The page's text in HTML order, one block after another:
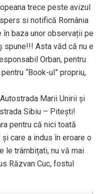
trece peste avizul
si notifică România
baza unor observații pe
spune!!! Asta văd că nu e
Orban, pentru
“Book-ul” propriu,
Marii Unirii și
Sibiu – Pitești!
pentru că nici toată
care a indus în eroare o
le trâmbițati, nu vă mai
Răzvan Cuc, fostul